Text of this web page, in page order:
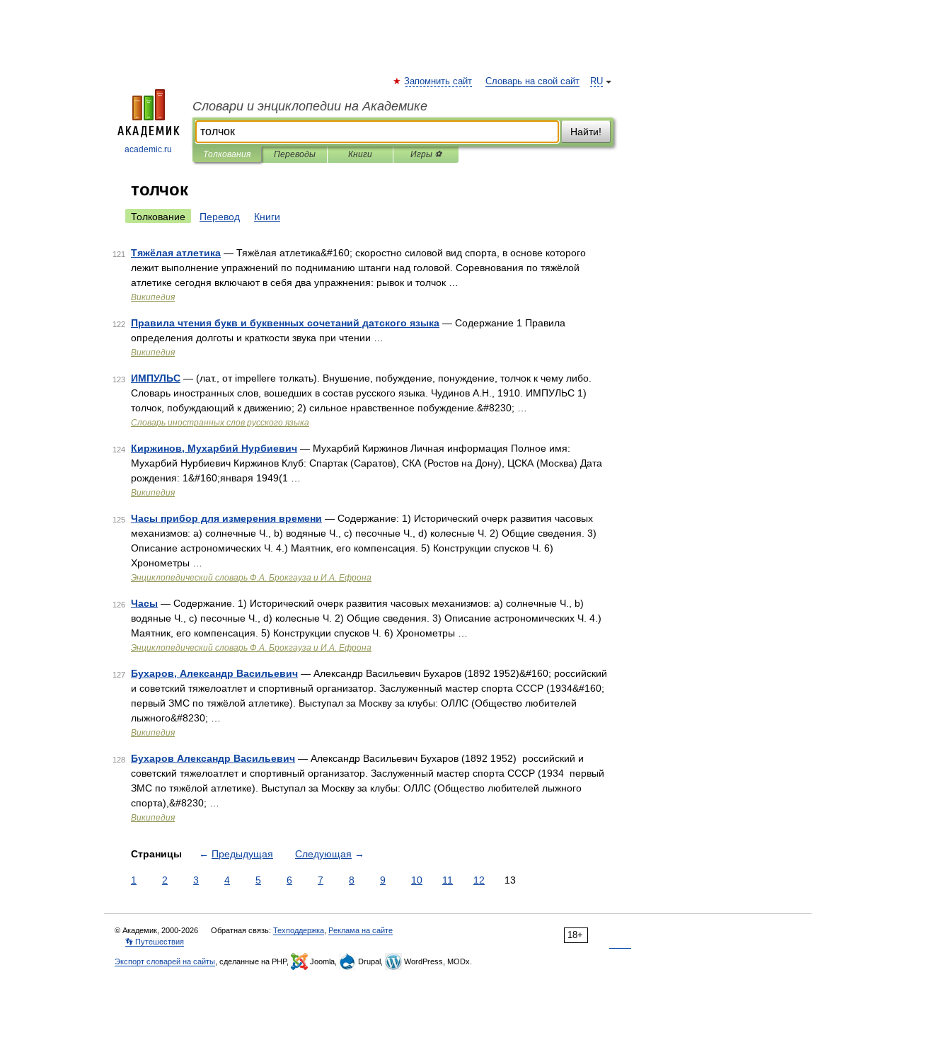
academic.ru
RU
Запомнить сайт Словарь на свой сайт
Словари и энциклопедии на Академике
Найти!
Толкования Переводы Книги Игры ⚽
толчок
Толкование Перевод Книги
121 Тяжёлая атлетика — Тяжёлая атлетика&#160; скоростно силовой вид спорта, в основе которого
лежит выполнение упражнений по подниманию штанги над головой. Соревнования по тяжёлой
атлетике сегодня включают в себя два упражнения: рывок и толчок …
Википедия
122 Правила чтения букв и буквенных сочетаний датского языка — Содержание 1 Правила
определения долготы и краткости звука при чтении …
Википедия
123 ИМПУЛЬС — (лат., от impellere толкать). Внушение, побуждение, понуждение, толчок к чему либо.
Словарь иностранных слов, вошедших в состав русского языка. Чудинов А.Н., 1910. ИМПУЛЬС 1)
толчок, побуждающий к движению; 2) сильное нравственное побуждение.&#8230; …
Словарь иностранных слов русского языка
124 Киржинов, Мухарбий Нурбиевич — Мухарбий Киржинов Личная информация Полное имя:
Мухарбий Нурбиевич Киржинов Клуб: Спартак (Саратов), СКА (Ростов на Дону), ЦСКА (Москва) Дата
рождения: 1&#160;января 1949(1 …
Википедия
125 Часы прибор для измерения времени — Содержание: 1) Исторический очерк развития часовых
механизмов: а) солнечные Ч., b) водяные Ч., с) песочные Ч., d) колесные Ч. 2) Общие сведения. 3)
Описание астрономических Ч. 4.) Маятник, его компенсация. 5) Конструкции спусков Ч. 6)
Хронометры …
Энциклопедический словарь Ф.А. Брокгауза и И.А. Ефрона
126 Часы — Содержание. 1) Исторический очерк развития часовых механизмов: а) солнечные Ч., b)
водяные Ч., с) песочные Ч., d) колесные Ч. 2) Общие сведения. 3) Описание астрономических Ч. 4.)
Маятник, его компенсация. 5) Конструкции спусков Ч. 6) Хронометры …
Энциклопедический словарь Ф.А. Брокгауза и И.А. Ефрона
127 Бухаров, Александр Васильевич — Александр Васильевич Бухаров (1892 1952)&#160; российский
и советский тяжелоатлет и спортивный организатор. Заслуженный мастер спорта СССР (1934&#160;
первый ЗМС по тяжёлой атлетике). Выступал за Москву за клубы: ОЛЛС (Общество любителей
лыжного&#8230; …
Википедия
128 Бухаров Александр Васильевич — Александр Васильевич Бухаров (1892 1952) российский и
советский тяжелоатлет и спортивный организатор. Заслуженный мастер спорта СССР (1934 первый
ЗМС по тяжёлой атлетике). Выступал за Москву за клубы: ОЛЛС (Общество любителей лыжного
спорта),&#8230; …
Википедия
Страницы ← Предыдущая Следующая →
1 2 3 4 5 6 7 8 9 10 11 12 13
18+
© Академик, 2000-2026 Обратная связь: Техподдержка Реклама на сайте
👣 Путешествия
Экспорт словарей на сайты , сделанные на PHP, Joomla, Drupal, WordPress, MODx.